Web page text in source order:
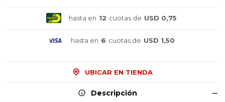
hasta en 12 cuotas de USD 0,75
hasta en 6 cuotas de USD 1,50
UBICAR EN TIENDA
Descripción
comprar!
comprar!
comprar!